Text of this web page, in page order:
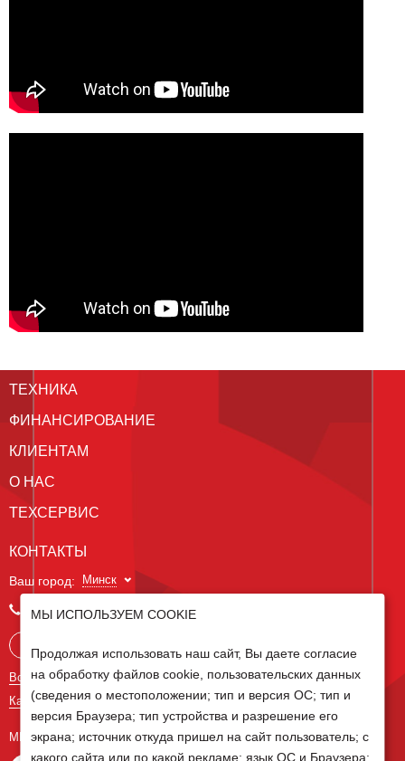
ТЕХНИКА
ФИНАНСИРОВАНИЕ
КЛИЕНТАМ
О НАС
ТЕХСЕРВИС
КОНТАКТЫ
Ваш город: Минск
+375 29 238 97 34
Все контакты
Карта сайта
МЫ В СОЦ СЕТЯХ
МЫ ИСПОЛЬЗУЕМ COOKIE
Продолжая использовать наш сайт, Вы даете согласие
на обработку файлов cookie, пользовательских данных
(сведения о местоположении; тип и версия ОС; тип и
версия Браузера; тип устройства и разрешение его
экрана; источник откуда пришел на сайт пользователь; с
какого сайта или по какой рекламе; язык ОС и Браузера;